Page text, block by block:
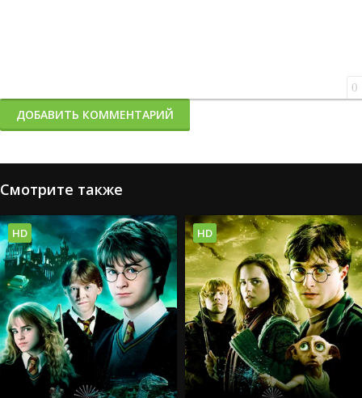
0
ДОБАВИТЬ КОММЕНТАРИЙ
Смотрите также
HD HD